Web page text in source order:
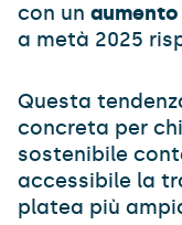
con un
a metà 2025
Questa
concreta per
sostenibile
accessibile la
platea più